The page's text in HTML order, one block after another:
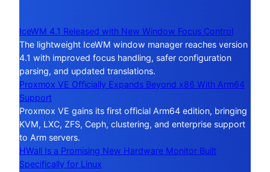
IceWM 4.1 Released with New Window Focus Control
The lightweight IceWM window manager reaches version
4.1 with improved focus handling, safer configuration
parsing, and updated translations.
Proxmox VE Officially Expands Beyond x86 With Arm64
Support
Proxmox VE gains its first official Arm64 edition, bringing
KVM, LXC, ZFS, Ceph, clustering, and enterprise support
to Arm servers.
HWall Is a Promising New Hardware Monitor Built
Specifically for Linux